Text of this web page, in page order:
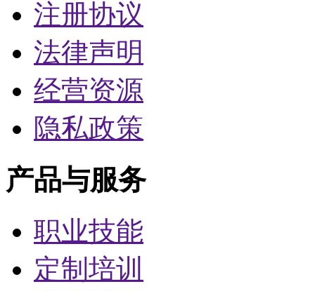
注册协议
法律声明
经营资源
隐私政策
产品与服务
职业技能
定制培训